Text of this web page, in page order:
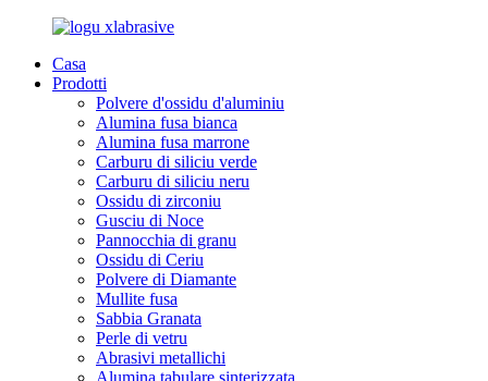
Casa
Prodotti
Polvere d'ossidu d'aluminiu
Alumina fusa bianca
Alumina fusa marrone
Carburu di siliciu verde
Carburu di siliciu neru
Ossidu di zirconiu
Gusciu di Noce
Pannocchia di granu
Ossidu di Ceriu
Polvere di Diamante
Mullite fusa
Sabbia Granata
Perle di vetru
Abrasivi metallichi
Alumina tabulare sinterizzata